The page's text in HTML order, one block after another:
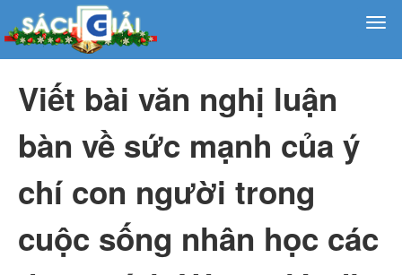
Viết bài văn nghị luận
bàn về sức mạnh của ý
chí con người trong
cuộc sống nhân học các